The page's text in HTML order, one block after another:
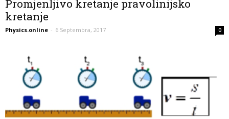
Promjenljivo kretanje pravolinijsko
kretanje
Physics.online - 6 Septembra, 2017 0